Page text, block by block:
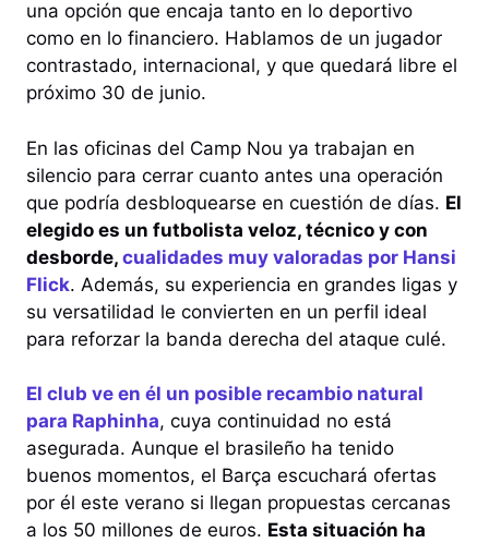
una opción que encaja tanto en lo deportivo
como en lo financiero. Hablamos de un jugador
contrastado, internacional, y que quedará libre el
próximo 30 de junio.
En las oficinas del Camp Nou ya trabajan en
silencio para cerrar cuanto antes una operación
que podría desbloquearse en cuestión de días. El
elegido es un futbolista veloz, técnico y con
desborde, cualidades muy valoradas por Hansi
Flick. Además, su experiencia en grandes ligas y
su versatilidad le convierten en un perfil ideal
para reforzar la banda derecha del ataque culé.
El club ve en él un posible recambio natural
para Raphinha, cuya continuidad no está
asegurada. Aunque el brasileño ha tenido
buenos momentos, el Barça escuchará ofertas
por él este verano si llegan propuestas cercanas
a los 50 millones de euros. Esta situación ha